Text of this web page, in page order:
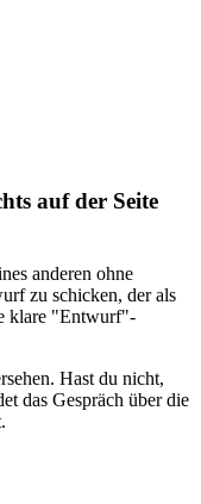
auf der Seite
anderen ohne
zu schicken, der als
klare "Entwurf"-
Hast du nicht,
das Gespräch über die